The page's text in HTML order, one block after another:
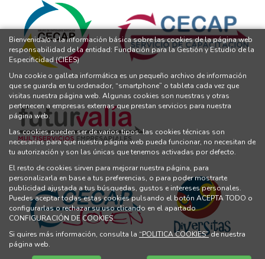
Bienvenida/o a la información básica sobre las cookies de la página web
responsabilidad de la entidad: Fundación para la Gestión y Estudio de la
Especificidad (CIEES)
Una cookie o galleta informática es un pequeño archivo de información
que se guarda en tu ordenador, “smartphone” o tableta cada vez que
visitas nuestra página web. Algunas cookies son nuestras y otras
pertenecen a empresas externas que prestan servicios para nuestra
página web.
Las cookies pueden ser de varios tipos: las cookies técnicas son
necesarias para que nuestra página web pueda funcionar, no necesitan de
tu autorización y son las únicas que tenemos activadas por defecto.
El resto de cookies sirven para mejorar nuestra página, para
personalizarla en base a tus preferencias, o para poder mostrarte
publicidad ajustada a tus búsquedas, gustos e intereses personales.
Puedes aceptar todas estas cookies pulsando el botón ACEPTA TODO o
configurarlas o rechazar su uso clicando en el apartado
CONFIGURACIÓN DE COOKIES.
Si quires más información, consulta la “POLITICA COOKIES”de nuestra
página web.